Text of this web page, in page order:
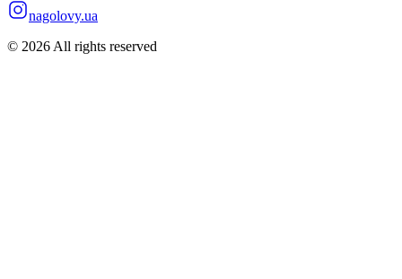
nagolovy.ua
© 2026 All rights reserved